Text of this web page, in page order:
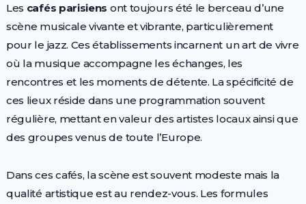
Les cafés parisiens ont toujours été le berceau d’une
scène musicale vivante et vibrante, particulièrement
pour le jazz. Ces établissements incarnent un art de vivre
où la musique accompagne les échanges, les
rencontres et les moments de détente. La spécificité de
ces lieux réside dans une programmation souvent
régulière, mettant en valeur des artistes locaux ainsi que
des groupes venus de toute l’Europe.
Dans ces cafés, la scène est souvent modeste mais la
qualité artistique est au rendez-vous. Les formules